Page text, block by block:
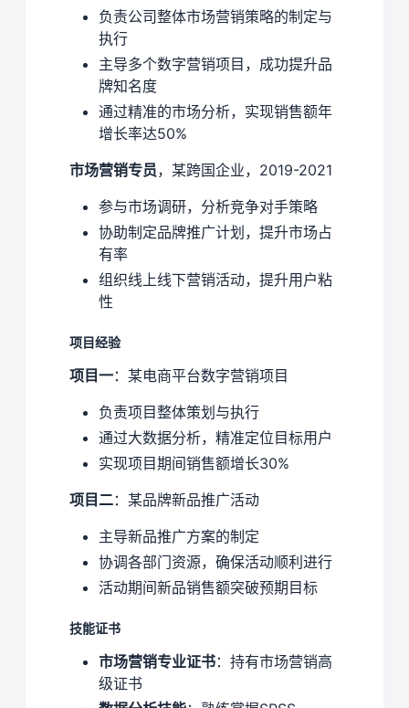
负责公司整体市场营销策略的制定与
执行
主导多个数字营销项目，成功提升品
牌知名度
通过精准的市场分析，实现销售额年
增长率达50%
市场营销专员，某跨国企业，2019-2021
参与市场调研，分析竞争对手策略
协助制定品牌推广计划，提升市场占
有率
组织线上线下营销活动，提升用户粘
性
项目经验
项目一：某电商平台数字营销项目
负责项目整体策划与执行
通过大数据分析，精准定位目标用户
实现项目期间销售额增长30%
项目二：某品牌新品推广活动
主导新品推广方案的制定
协调各部门资源，确保活动顺利进行
活动期间新品销售额突破预期目标
技能证书
市场营销专业证书：持有市场营销高
级证书